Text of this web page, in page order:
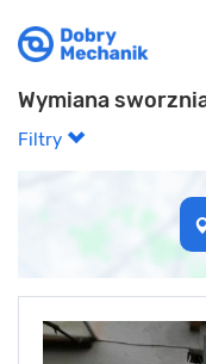
Wymiana
Filtry